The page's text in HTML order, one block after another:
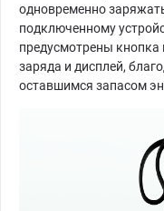
одновременно
подключенному
предусмотрены кнопка
заряда и дисплей,
оставшимся запасом